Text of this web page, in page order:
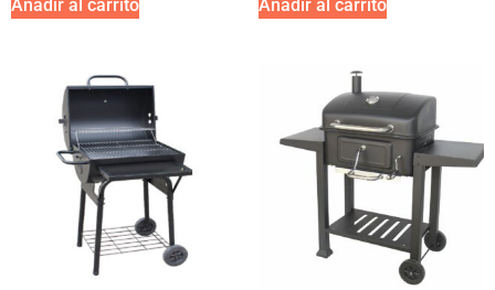
Añadir al carrito Añadir al carrito